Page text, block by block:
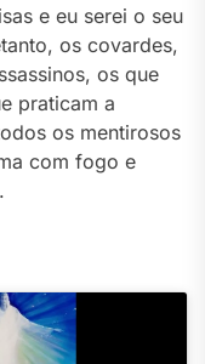
e eu serei o seu
os covardes,
os que
praticam a
os mentirosos
com fogo e